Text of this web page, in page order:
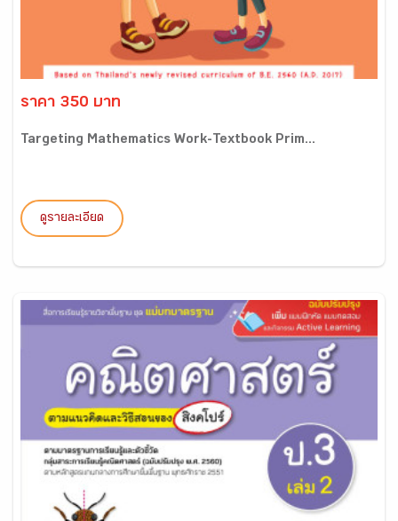
ราคา 350 บาท
Targeting Mathematics Work-Textbook Prim...
ดูรายละเอียด